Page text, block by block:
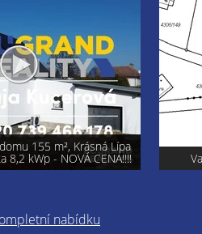
pozemku 740 m²
nabídku